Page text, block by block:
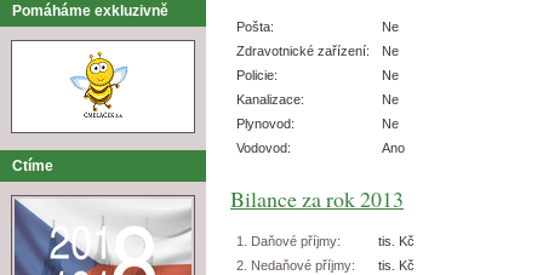
Pomáháme exkluzivně
Ctíme
Pošta:
Ne
Zdravotnické zařízení:
Ne
Policie:
Ne
Kanalizace:
Ne
Plynovod:
Ne
Vodovod:
Ano
Bilance za rok 2013
1. Daňové příjmy:
tis. Kč
2. Nedaňové příjmy:
tis. Kč